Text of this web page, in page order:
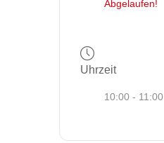
Abgelaufen!
Uhrzeit
10:00 - 11:00